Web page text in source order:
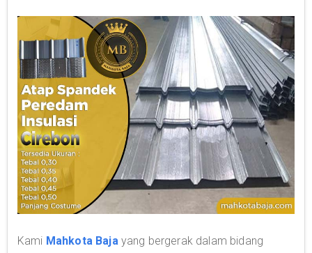
Kami Mahkota Bajayang bergerak dalam bidang